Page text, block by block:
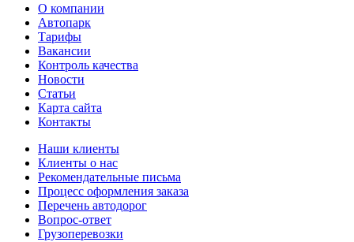
О компании
Автопарк
Тарифы
Вакансии
Контроль качества
Новости
Статьи
Карта сайта
Контакты
Наши клиенты
Клиенты о нас
Рекомендательные письма
Процесс оформления заказа
Перечень автодорог
Вопрос-ответ
Грузоперевозки